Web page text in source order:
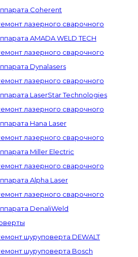
Coherent
лазерного сварочного
AMADA WELD TECH
лазерного сварочного
Dynalasers
лазерного сварочного
LaserStar Technologies
лазерного сварочного
Hana Laser
лазерного сварочного
Miller Electric
лазерного сварочного
Alpha Laser
лазерного сварочного
DenaliWeld
шуруповерта DEWALT
шуруповерта Bosch